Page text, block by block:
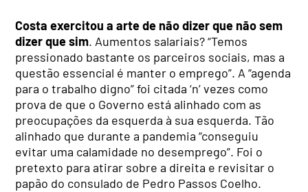
Costa exercitou a arte de não dizer que não sem
dizer que sim. Aumentos salariais? “Temos
pressionado bastante os parceiros sociais, mas a
questão essencial é manter o emprego”. A “agenda
para o trabalho digno” foi citada ‘n’ vezes como
prova de que o Governo está alinhado com as
preocupações da esquerda à sua esquerda. Tão
alinhado que durante a pandemia “conseguiu
evitar uma calamidade no desemprego”. Foi o
pretexto para atirar sobre a direita e revisitar o
papão do consulado de Pedro Passos Coelho.